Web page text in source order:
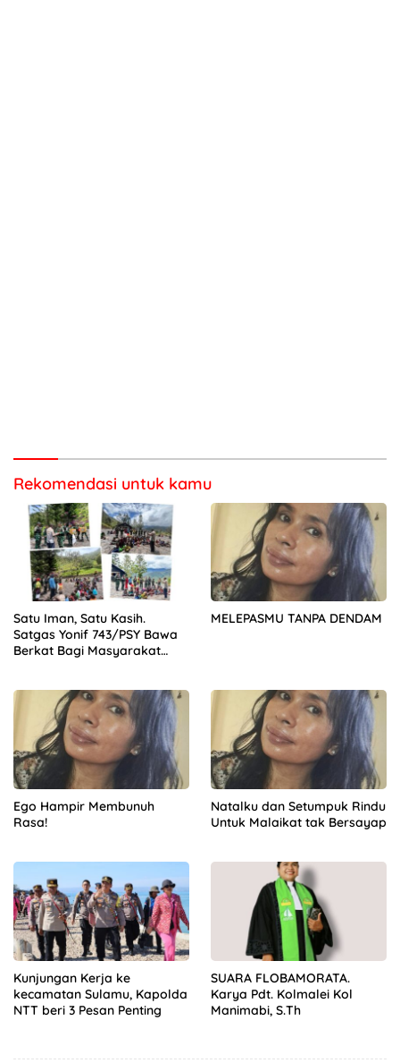
Rekomendasi untuk kamu
Satu Iman, Satu Kasih.
Satgas Yonif 743/PSY Bawa
Berkat Bagi Masyarakat
MELEPASMU TANPA DENDAM
Ego Hampir Membunuh
Rasa!
Natalku dan Setumpuk Rindu
Untuk Malaikat tak Bersayap
Kunjungan Kerja ke
kecamatan Sulamu, Kapolda
NTT beri 3 Pesan Penting
SUARA FLOBAMORATA.
Karya Pdt. Kolmalei Kol
Manimabi, S.Th